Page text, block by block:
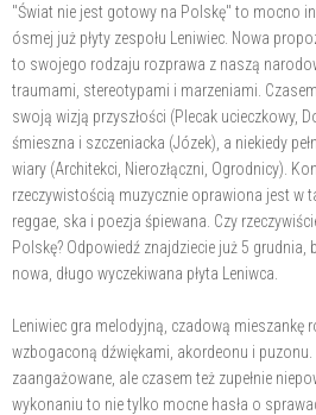
"Świat nie jest gotowy na Polskę" to mocno
ósmej już płyty zespołu Leniwiec. Nowa
to swojego rodzaju rozprawa z naszą
traumami, stereotypami i marzeniami.
swoją wizją przyszłości (Plecak ucieczkowy,
śmieszna i szczeniacka (Józek), a niekiedy
wiary (Architekci, Nierozłączni, Ogrodnicy).
rzeczywistością muzycznie oprawiona jest w
reggae, ska i poezja śpiewana. Czy
Polskę? Odpowiedź znajdziecie już 5 grudnia,
nowa, długo wyczekiwana płyta Leniwca.
Leniwiec gra melodyjną, czadową mieszankę
wzbogaconą dźwiękami, akordeonu i
zaangażowane, ale czasem też zupełnie
wykonaniu to nie tylko mocne hasła o